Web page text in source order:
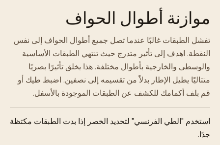
موازنة أطوال الحواف
تفشل الطبقات غالبًا عندما تصل جميع أطوال الحواف إلى نفس
النقطة. اهدف إلى تأثير متدرج حيث تنتهي الطبقات الأساسية
والوسطى والخارجية بأطوال مختلفة. هذا يخلق تأثيرًا بصريًا
متتاليًا يطيل الإطار بدلاً من تقسيمه إلى نصفين. اضبط طيك أو
قم بلف أكمامك للكشف عن الطبقات الموجودة بالأسفل.
استخدم "الطي الفرنسي" لتحديد الخصر إذا بدت الطبقات مكتظة
جدًا.